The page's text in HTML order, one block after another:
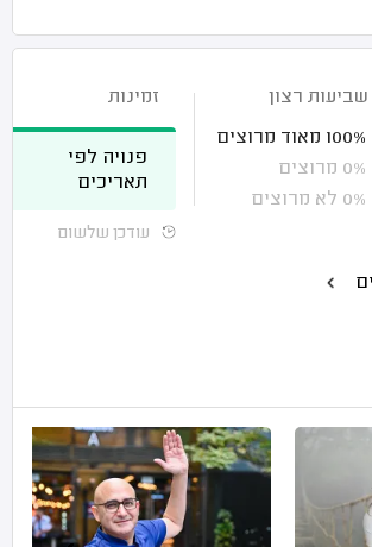
שביעות רצון
100% מאוד מרוצים
0% מרוצים
0% לא מרוצים
זמינות
פנויה לפי
תאריכים
עודכן שלשום